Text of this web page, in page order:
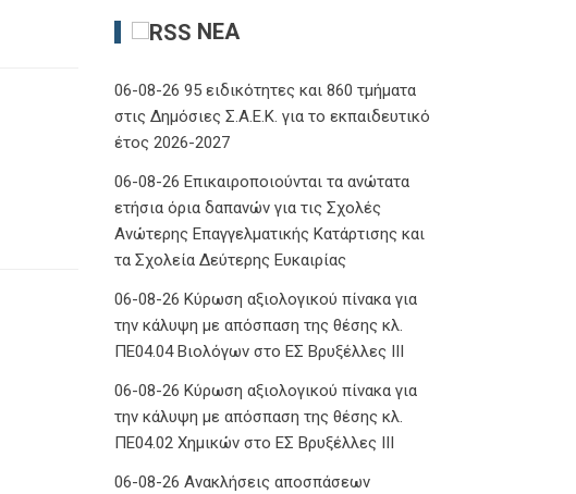
ΝΈΑ
06-08-26 95 ειδικότητες και 860 τμήματα
στις Δημόσιες Σ.Α.Ε.Κ. για το εκπαιδευτικό
έτος 2026-2027
06-08-26 Επικαιροποιούνται τα ανώτατα
ετήσια όρια δαπανών για τις Σχολές
Ανώτερης Επαγγελματικής Κατάρτισης και
τα Σχολεία Δεύτερης Ευκαιρίας
06-08-26 Κύρωση αξιολογικού πίνακα για
την κάλυψη με απόσπαση της θέσης κλ.
ΠΕ04.04 Βιολόγων στο ΕΣ Βρυξέλλες ΙΙΙ
06-08-26 Κύρωση αξιολογικού πίνακα για
την κάλυψη με απόσπαση της θέσης κλ.
ΠΕ04.02 Χημικών στο ΕΣ Βρυξέλλες ΙΙΙ
06-08-26 Ανακλήσεις αποσπάσεων